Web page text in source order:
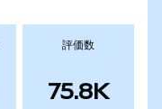
評価数
75.8K